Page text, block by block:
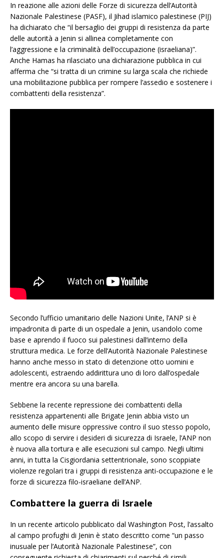
In reazione alle azioni delle Forze di sicurezza dell’Autorità
Nazionale Palestinese (PASF), il Jihad islamico palestinese (PIJ)
ha dichiarato che “il bersaglio dei gruppi di resistenza da parte
delle autorità a Jenin si allinea completamente con
l’aggressione e la criminalità dell’occupazione (israeliana)”.
Anche Hamas ha rilasciato una dichiarazione pubblica in cui
afferma che “si tratta di un crimine su larga scala che richiede
una mobilitazione pubblica per rompere l’assedio e sostenere i
combattenti della resistenza”.
Secondo l’ufficio umanitario delle Nazioni Unite, l’ANP si è
impadronita di parte di un ospedale a Jenin, usandolo come
base e aprendo il fuoco sui palestinesi dall’interno della
struttura medica. Le forze dell’Autorità Nazionale Palestinese
hanno anche messo in stato di detenzione otto uomini e
adolescenti, estraendo addirittura uno di loro dall’ospedale
mentre era ancora su una barella.
Sebbene la recente repressione dei combattenti della
resistenza appartenenti alle Brigate Jenin abbia visto un
aumento delle misure oppressive contro il suo stesso popolo,
allo scopo di servire i desideri di sicurezza di Israele, l’ANP non
è nuova alla tortura e alle esecuzioni sul campo. Negli ultimi
anni, in tutta la Cisgiordania settentrionale, sono scoppiate
violenze regolari tra i gruppi di resistenza anti-occupazione e le
forze di sicurezza filo-israeliane dell’ANP.
Combattere la guerra di Israele
In un recente articolo pubblicato dal Washington Post, l’assalto
al campo profughi di Jenin è stato descritto come “un passo
inusuale per l’Autorità Nazionale Palestinese”, con